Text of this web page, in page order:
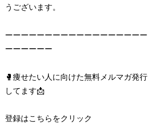
うございます。
ーーーーーーーーーーーーーーーーーー
ーーーーーー
🥊痩せたい人に向けた無料メルマガ発行
してます📩
登録はこちらをクリック